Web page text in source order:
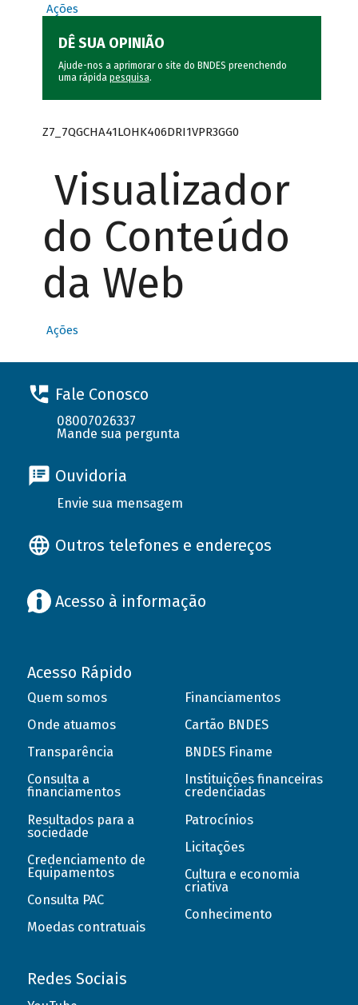
Ações
DÊ SUA OPINIÃO
Ajude-nos a aprimorar o site do BNDES preenchendo
uma rápida pesquisa.
Z7_7QGCHA41LOHK406DRI1VPR3GG0
Visualizador
do Conteúdo
da Web
Ações
Fale Conosco
08007026337
Mande sua pergunta
Ouvidoria
Envie sua mensagem
Outros telefones e endereços
Acesso à informação
Acesso Rápido
Quem somos
Onde atuamos
Transparência
Consulta a
financiamentos
Resultados para a
sociedade
Credenciamento de
Equipamentos
Consulta PAC
Moedas contratuais
Financiamentos
Cartão BNDES
BNDES Finame
Instituições financeiras
credenciadas
Patrocínios
Licitações
Cultura e economia
criativa
Conhecimento
Redes Sociais